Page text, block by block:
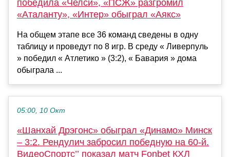
победила «Челси», «ПСЖ» разгромил
«Аталанту», «Интер» обыграл «Аякс»
На общем этапе все 36 команд сведены в одну
таблицу и проведут по 8 игр. В среду « Ливерпуль
» победил « Атлетико » (3:2), « Бавария » дома
обыграла ...
05:00, 10 Окт
«Шанхай Дрэгонс» обыграл «Динамо» Минск
– 3:2. Рендулич забросил победную на 60-й.
ВидеоСпортс’’ показал матч Fonbet КХЛ